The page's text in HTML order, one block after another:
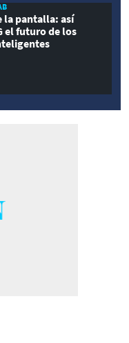
la pantalla: así
el futuro de los